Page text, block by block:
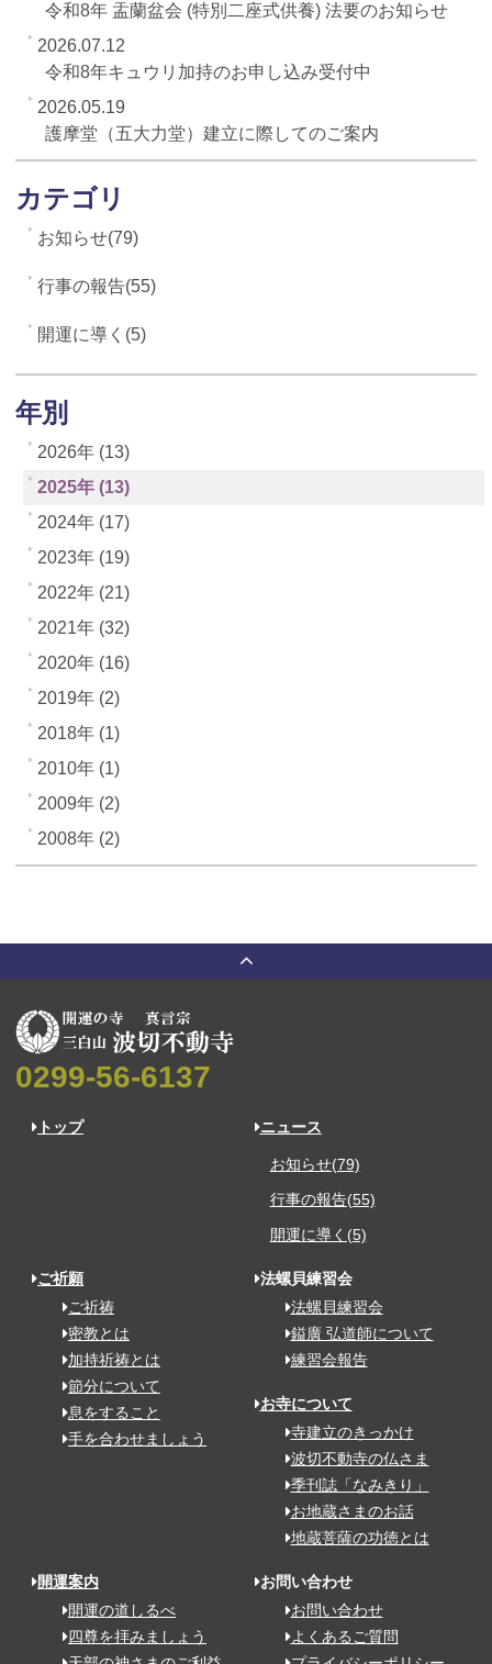
令和8年 盂蘭盆会 (特別二座式供養) 法要のお知らせ
2026.07.12
令和8年キュウリ加持のお申し込み受付中
2026.05.19
護摩堂（五大力堂）建立に際してのご案内
カテゴリ
お知らせ(79)
行事の報告(55)
開運に導く(5)
年別
2026年 (13)
2025年 (13)
2024年 (17)
2023年 (19)
2022年 (21)
2021年 (32)
2020年 (16)
2019年 (2)
2018年 (1)
2010年 (1)
2009年 (2)
2008年 (2)
0299-56-6137
トップ ニュース
お知らせ(79)
行事の報告(55)
開運に導く(5)
ご祈願
ご祈祷
密教とは
加持祈祷とは
節分について
息をすること
手を合わせましょう
法螺貝練習会
法螺貝練習会
鎰廣 弘道師について
練習会報告
お寺について
寺建立のきっかけ
波切不動寺の仏さま
季刊誌「なみきり」
お地蔵さまのお話
地蔵菩薩の功徳とは
開運案内
開運の道しるべ
四尊を拝みましょう
お問い合わせ
お問い合わせ
よくあるご質問